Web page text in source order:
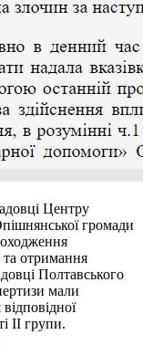
Центру
громади
та отримання
Полтавського
мали
II групи.